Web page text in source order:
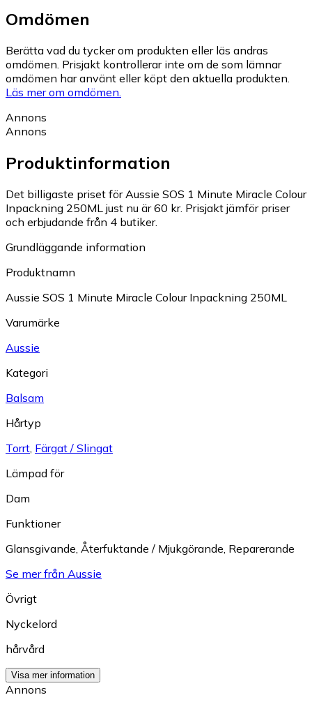
Omdömen
Berätta vad du tycker om produkten eller läs andras
omdömen. Prisjakt kontrollerar inte om de som lämnar
omdömen har använt eller köpt den aktuella produkten.
Läs mer om omdömen.
Annons
Annons
Produktinformation
Det billigaste priset för Aussie SOS 1 Minute Miracle Colour
Inpackning 250ML just nu är 60 kr. Prisjakt jämför priser
och erbjudande från 4 butiker.
Grundläggande information
Produktnamn
Aussie SOS 1 Minute Miracle Colour Inpackning 250ML
Varumärke
Aussie
Kategori
Balsam
Hårtyp
Torrt Färgat / Slingat
Lämpad för
Dam
Funktioner
Glansgivande Återfuktande / Mjukgörande Reparerande
Se mer från Aussie
Övrigt
Nyckelord
hårvård
Visa mer information
Annons